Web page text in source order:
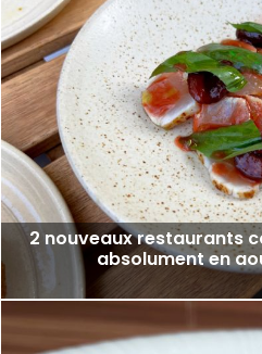
2 nouveaux restaurants
absolument en